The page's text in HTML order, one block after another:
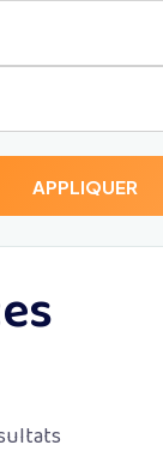
APPLIQUER